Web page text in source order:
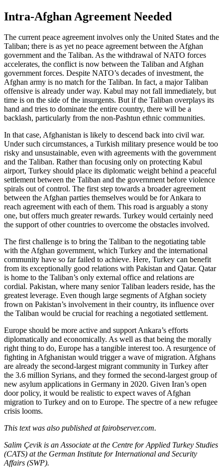
Intra-Afghan Agreement Needed
The current peace agreement involves only the United States and the
Taliban; there is as yet no peace agreement between the Afghan
government and the Taliban. As the withdrawal of NATO forces
accelerates, the conflict is now between the Taliban and Afghan
government forces. Despite NATO’s decades of investment, the
Afghan army is no match for the Taliban. In fact, a major Taliban
offensive is already under way. Kabul may not fall immediately, but
time is on the side of the insurgents. But if the Taliban overplays its
hand and tries to dominate the entire country, there will be a
backlash, particularly from the non-Pashtun ethnic communities.
In that case, Afghanistan is likely to descend back into civil war.
Under such circumstances, a Turkish military presence would be too
risky and unsustainable, even with agreements with the government
and the Taliban. Rather than focusing only on protecting Kabul
airport, Turkey should place its diplomatic weight behind a peaceful
settlement between the Taliban and the government before violence
spirals out of control. The first step towards a broader agreement
between the Afghan parties themselves would be for Ankara to
reach agreement with each of them. This road is arguably a stony
one, but offers much greater rewards. Turkey would certainly need
the support of other countries to overcome the obstacles involved.
The first challenge is to bring the Taliban to the negotiating table
with the Afghan government, which Turkey and the international
community have so far failed to achieve. Here, Turkey can benefit
from its exceptionally good relations with Pakistan and Qatar. Qatar
is home to the Taliban’s only external office and relations are
cordial. Pakistan, where many senior Taliban leaders reside, has the
greatest leverage. Even though large segments of Afghan society
frown on Pakistan’s involvement in their country, its influence over
the Taliban would be crucial for reaching a negotiated settlement.
Europe should be more active and support Ankara’s efforts
diplomatically and economically. As well as that being the morally
right thing to do, Europe has a tangible interest too. A resurgence of
fighting in Afghanistan would trigger a wave of migration. Afghans
are already the second-largest migrant community in Turkey after
the 3.6 million Syrians, and they formed the second-largest group of
new asylum applications in Germany in 2020. Given Iran’s open
door policy, it would be realistic to expect waves of Afghan
migration to Turkey and on to Europe. The spectre of a new refugee
crisis looms.
This text was also published at fairobserver.com.
Salim Çevik is an Associate at the Centre for Applied Turkey Studies
(CATS) at the German Institute for International and Security
Affairs (SWP).